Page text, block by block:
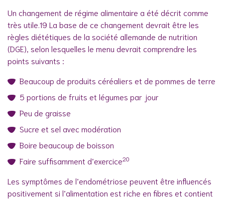
Un changement de régime alimentaire a été décrit comme
très utile.19 La base de ce changement devrait être les
règles diététiques de la société allemande de nutrition
(DGE), selon lesquelles le menu devrait comprendre les
points suivants :
Beaucoup de produits céréaliers et de pommes de terre
5 portions de fruits et légumes par jour
Peu de graisse
Sucre et sel avec modération
Boire beaucoup de boisson
Faire suffisamment d’exercice20
Les symptômes de l’endométriose peuvent être influencés
positivement si l’alimentation est riche en fibres et contient